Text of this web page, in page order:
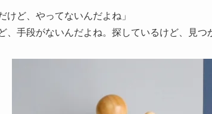
けど、やってないんだよね」
、手段がないんだよね。探しているけど、見つ